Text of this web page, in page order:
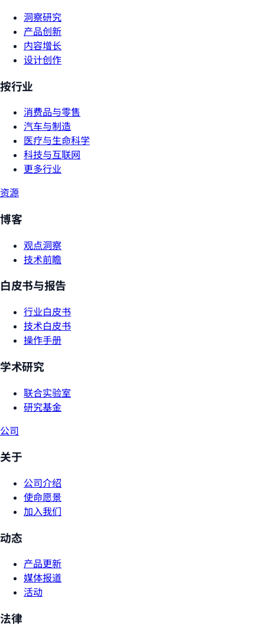
洞察研究
产品创新
内容增长
设计创作
按行业
消费品与零售
汽车与制造
医疗与生命科学
科技与互联网
更多行业
资源
博客
观点洞察
技术前瞻
白皮书与报告
行业白皮书
技术白皮书
操作手册
学术研究
联合实验室
研究基金
公司
关于
公司介绍
使命愿景
加入我们
动态
产品更新
媒体报道
活动
法律